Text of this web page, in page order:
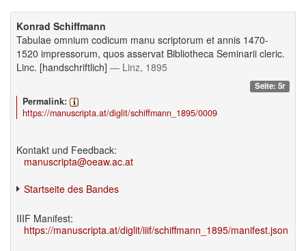
Konrad Schiffmann
Tabulae omnium codicum manu scriptorum et annis 1470-
1520 impressorum, quos asservat Bibliotheca Seminarii cleric.
Linc. [handschriftlich] — Linz, 1895
Seite: 5r
Permalink:
https://manuscripta.at/diglit/schiffmann_1895/0009
Kontakt und Feedback:
manuscripta@oeaw.ac.at
Startseite des Bandes
IIIF Manifest:
https://manuscripta.at/diglit/iiif/schiffmann_1895/manifest.json